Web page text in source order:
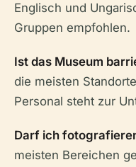
Englisch und
Gruppen empfohlen.
Ist das Museum
die meisten
Personal steht zur
Darf ich
meisten Bereichen